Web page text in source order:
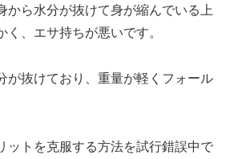
から水分が抜けて身が縮んでいる上
く、エサ持ちが悪いです。
が抜けており、重量が軽くフォール
ットを克服する方法を試行錯誤中で